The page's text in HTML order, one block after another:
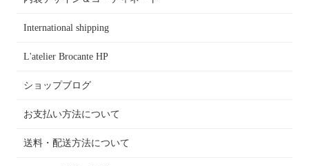
International shipping
L'atelier Brocante HP
ショップブログ
お支払い方法について
送料・配送方法について